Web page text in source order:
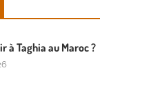
à Taghia au Maroc ?